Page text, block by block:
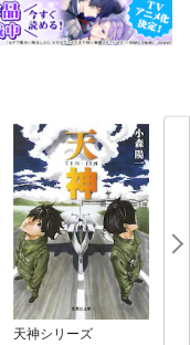
天神シリーズ